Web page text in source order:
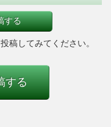
する
稿してみてください。
する